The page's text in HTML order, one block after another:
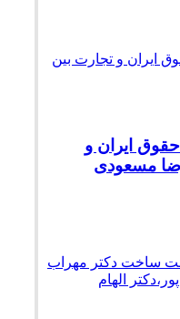
ایران و
مسعودی